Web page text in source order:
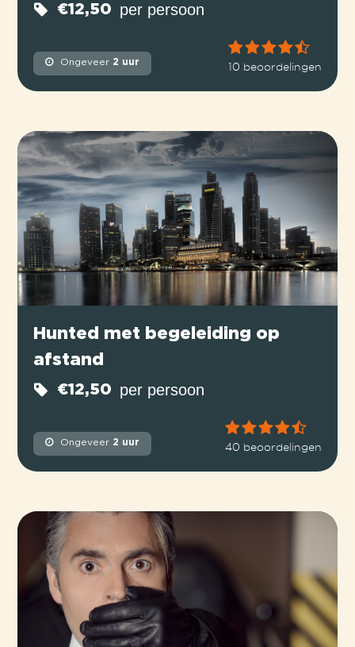
€12,50 per persoon
Ongeveer 2 uur 10 beoordelingen
Hunted met begeleiding op
afstand
€12,50 per persoon
Ongeveer 2 uur 40 beoordelingen